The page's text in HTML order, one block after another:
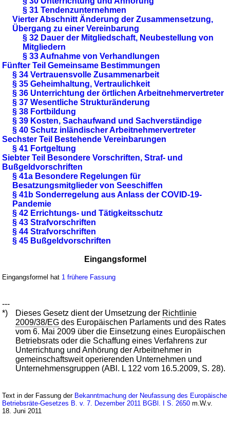
§ 31 Tendenzunternehmen
Vierter Abschnitt Änderung der Zusammensetzung,
Übergang zu einer Vereinbarung
§ 32 Dauer der Mitgliedschaft, Neubestellung von
Mitgliedern
§ 33 Aufnahme von Verhandlungen
Fünfter Teil Gemeinsame Bestimmungen
§ 34 Vertrauensvolle Zusammenarbeit
§ 35 Geheimhaltung, Vertraulichkeit
§ 36 Unterrichtung der örtlichen Arbeitnehmervertreter
§ 37 Wesentliche Strukturänderung
§ 38 Fortbildung
§ 39 Kosten, Sachaufwand und Sachverständige
§ 40 Schutz inländischer Arbeitnehmervertreter
Sechster Teil Bestehende Vereinbarungen
§ 41 Fortgeltung
Siebter Teil Besondere Vorschriften, Straf- und
Bußgeldvorschriften
§ 41a Besondere Regelungen für
Besatzungsmitglieder von Seeschiffen
§ 41b Sonderregelung aus Anlass der COVID-19-
Pandemie
§ 42 Errichtungs- und Tätigkeitsschutz
§ 43 Strafvorschriften
§ 44 Strafvorschriften
§ 45 Bußgeldvorschriften
Eingangsformel
Eingangsformel hat 1 frühere Fassung
---
*)
Dieses Gesetz dient der Umsetzung der Richtlinie
2009/38/EG des Europäischen Parlaments und des Rates
vom 6. Mai 2009 über die Einsetzung eines Europäischen
Betriebsrats oder die Schaffung eines Verfahrens zur
Unterrichtung und Anhörung der Arbeitnehmer in
gemeinschaftsweit operierenden Unternehmen und
Unternehmensgruppen (ABl. L 122 vom 16.5.2009, S. 28).
Text in der Fassung der Bekanntmachung der Neufassung des Europäische
Betriebsräte-Gesetzes B. v. 7. Dezember 2011 BGBl. I S. 2650 m.W.v.
18. Juni 2011